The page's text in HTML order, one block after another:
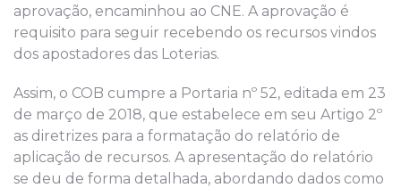
aprovação, encaminhou ao CNE. A aprovação é
requisito para seguir recebendo os recursos vindos
dos apostadores das Loterias.
Assim, o COB cumpre a Portaria nº 52, editada em 23
de março de 2018, que estabelece em seu Artigo 2º
as diretrizes para a formatação do relatório de
aplicação de recursos. A apresentação do relatório
se deu de forma detalhada, abordando dados como